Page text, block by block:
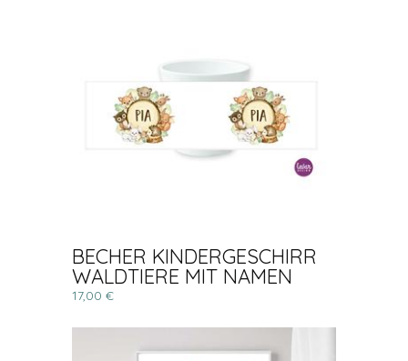
BECHER KINDERGESCHIRR
WALDTIERE MIT NAMEN
17,00 €